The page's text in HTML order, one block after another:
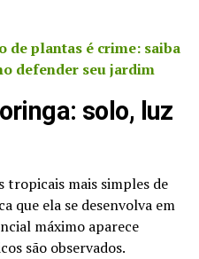
de plantas é crime: saiba
defender seu jardim
solo, luz
tropicais mais simples de
que ela se desenvolva em
máximo aparece
são observados.